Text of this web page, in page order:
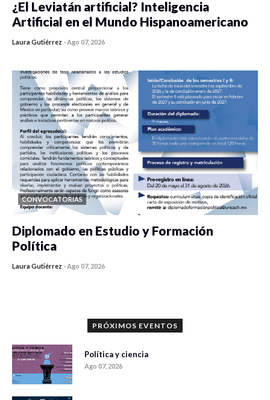
¿El Leviatán artificial? Inteligencia
Artificial en el Mundo Hispanoamericano
Laura Gutiérrez -Ago 07, 2026
CONVOCATORIAS
Diplomado en Estudio y Formación
Política
Laura Gutiérrez -Ago 07, 2026
PRÓXIMOS EVENTOS
Política y ciencia
Ago 07, 2026